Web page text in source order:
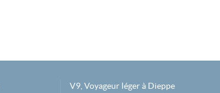
V9, Voyageur léger à Dieppe